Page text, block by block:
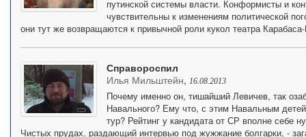
путинской системы власти. Конформисты и
чувствительны к изменениям политической
они тут же возвращаются к привычной роли кукол театра
Справороспил
Илья Мильштейн, 16.08.2013
Почему именно он, тишайший Левичев, так
Навального? Ему что, с этим Навальным
тур? Рейтинг у кандидата от СР вполне себе
Чистых прудах, раздающий интервью под жужжание болгарки, -